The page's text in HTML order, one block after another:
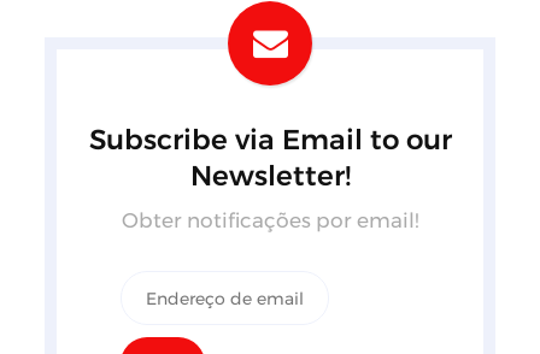
Subscribe via Email to our
Newsletter!
Obter notificações por email!